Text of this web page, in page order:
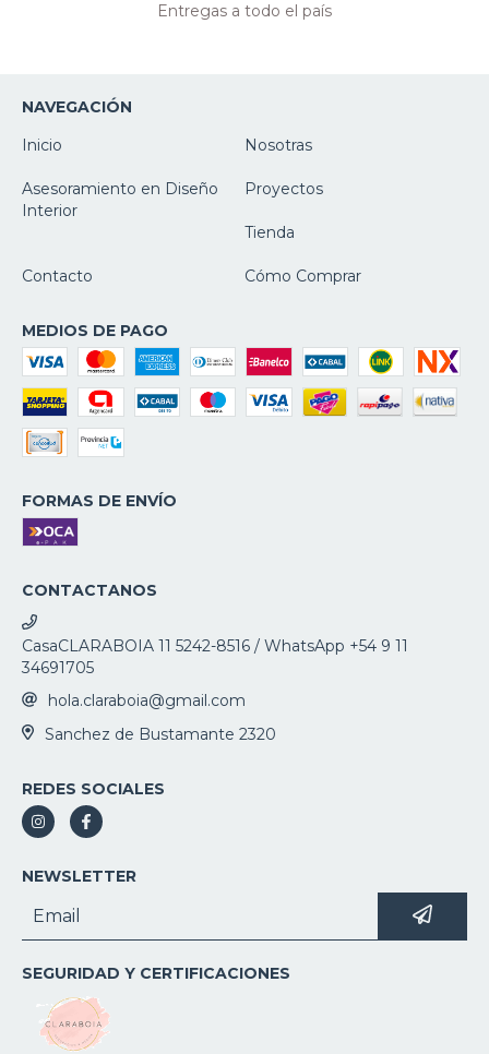
Entregas a todo el país
NAVEGACIÓN
Inicio
Nosotras
Asesoramiento en Diseño
Interior
Proyectos
Tienda
Contacto Cómo Comprar
MEDIOS DE PAGO
FORMAS DE ENVÍO
CONTACTANOS
CasaCLARABOIA 11 5242-8516 / WhatsApp +54 9 11
34691705
hola.claraboia@gmail.com
Sanchez de Bustamante 2320
REDES SOCIALES
NEWSLETTER
SEGURIDAD Y CERTIFICACIONES